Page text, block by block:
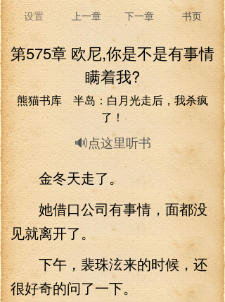
设置 上一章 下一章 书页
第575章 欧尼,你是不是有事情
瞒着我?
熊猫书库 半岛：白月光走后，我杀疯
了！
🔊点这里听书
金冬天走了。
她借口公司有事情，面都没
见就离开了。
下午，裴珠泫来的时候，还
很好奇的问了一下。